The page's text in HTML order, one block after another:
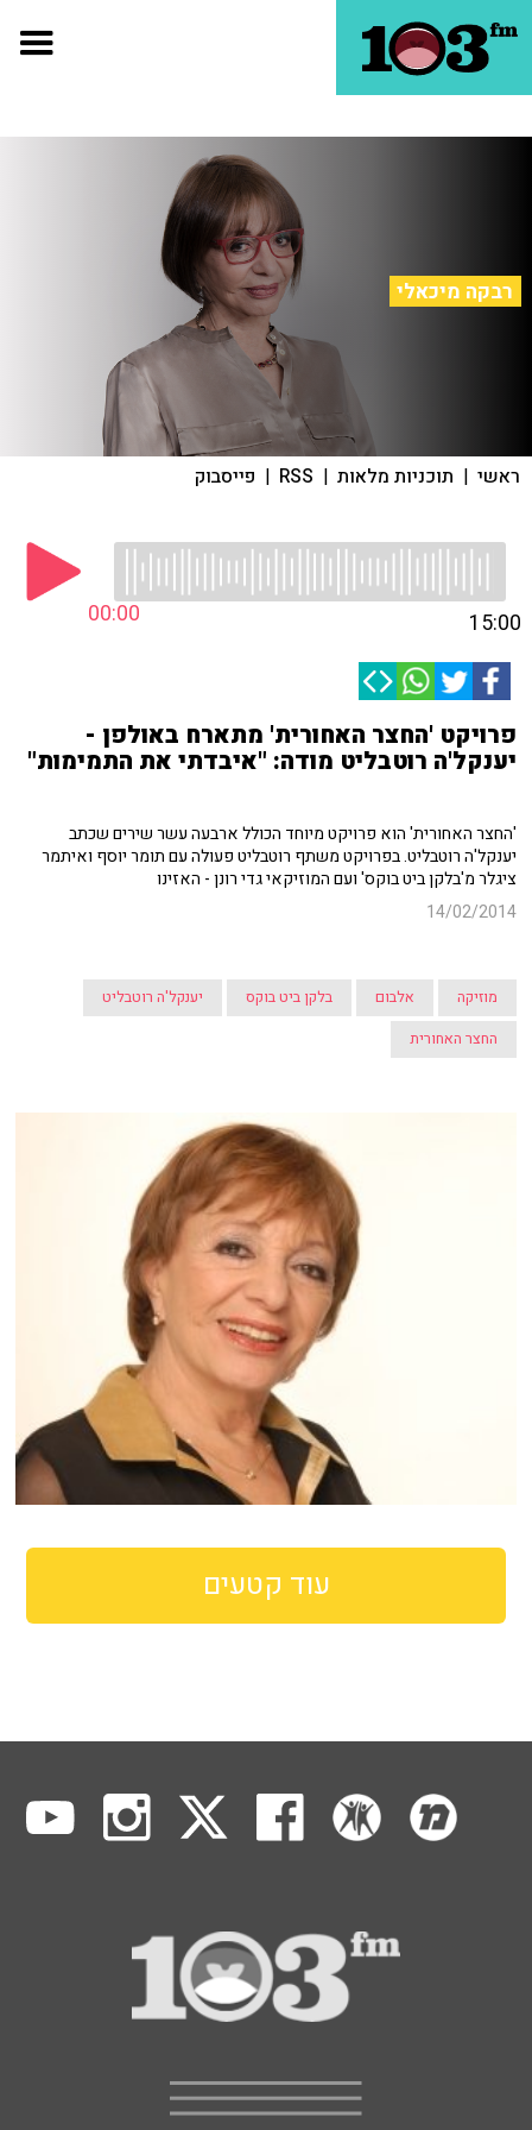
רבקה מיכאלי
ראשי | תוכניות מלאות |
RSS
| פייסבוק
00:00 15:00
פרויקט 'החצר האחורית' מתארח באולפן -
יענקל'ה רוטבליט מודה: "איבדתי את התמימות"
'החצר האחורית' הוא פרויקט מיוחד הכולל ארבעה עשר שירים שכתב
יענקל'ה רוטבליט. בפרויקט משתף רוטבליט פעולה עם תומר יוסף ואיתמר
ציגלר מ'בלקן ביט בוקס' ועם המוזיקאי גדי רונן - האזינו
14/02/2014
מוזיקה אלבום בלקן ביט בוקס
יענקל'ה רוטבליט
החצר האחורית
עוד קטעים